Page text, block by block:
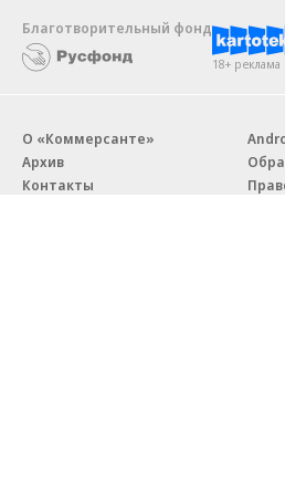
Благотворительный фонд
18+ реклама
О «Коммерсанте»
Архив
Контакты